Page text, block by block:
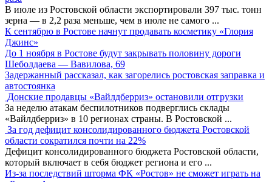
В июле из Ростовской области экспортировали 397 тыс. тонн
зерна — в 2,2 раза меньше, чем в июле не самого ...
К сентябрю в Ростове начнут продавать косметику «Глория
Джинс»
До 1 ноября в Ростове будут закрывать половину дороги
Шеболдаева — Вавилова, 69
Задержанный рассказал, как загорелись ростовская заправка и
автостоянка
Донские продавцы «Вайлдберриз» остановили отгрузки
За неделю атакам беспилотников подверглись склады
«Вайлдберриз» в 10 регионах страны. В Ростовской ...
За год дефицит консолидированного бюджета Ростовской
области сократился почти на 22%
Дефицит консолидированного бюджета Ростовской области,
который включает в себя бюджет региона и его ...
Из-за последствий шторма ФК «Ростов» не сможет играть на